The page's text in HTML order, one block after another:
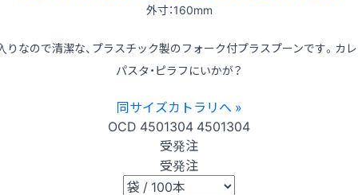
外寸：160mm
りなので清潔な、プラスチック製のフォーク付プラスプーンです。カレ
パスタ・ピラフにいかが？
同サイズカトラリへ »
OCD 4501304 4501304
受発注
受発注